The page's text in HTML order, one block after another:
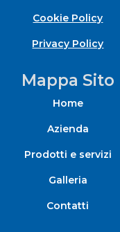
Cookie Policy
Privacy Policy
Mappa Sito
Home
Azienda
Prodotti e servizi
Galleria
Contatti